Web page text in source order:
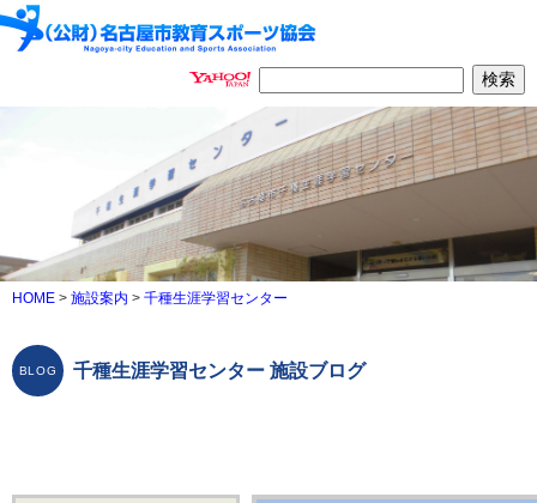
HOME > 施設案内 > 千種生涯学習センター
千種生涯学習センター 施設ブログ